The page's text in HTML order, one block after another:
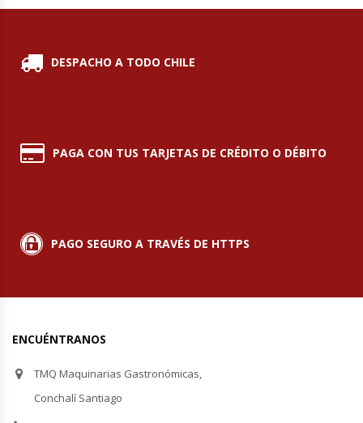
Mesones Refrigerados
Ofertas Del Mes
Ollas Arroceras
Ovilladoras – Divisoras De Masa
Peladora De Papas
DESPACHO A TODO CHILE
PAGA CON TUS TARJETAS DE CRÉDITO O DÉBITO
PAGO SEGURO A TRAVÉS DE HTTPS
ENCUÉNTRANOS
TMQ Maquinarias Gastronómicas,
Conchalí Santiago